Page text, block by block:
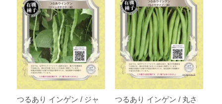
つるあり インゲン / ジャ
つるあり インゲン / 丸さ